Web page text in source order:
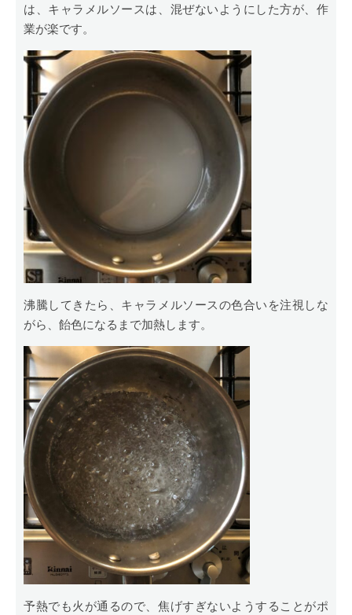
は、キャラメルソースは、混ぜないようにした方が、作
業が楽です。
沸騰してきたら、キャラメルソースの色合いを注視しな
がら、飴色になるまで加熱します。
予熱でも火が通るので、焦げすぎないようすることがポ